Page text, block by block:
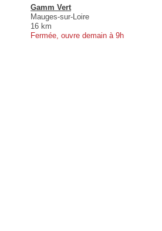
Gamm Vert
Mauges-sur-Loire
16 km
Fermée, ouvre demain à 9h